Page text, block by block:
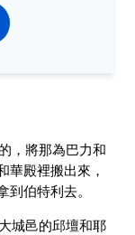
，將那為巴力和
華殿裡搬出來，
伯特利去。
城邑的邱壇和耶